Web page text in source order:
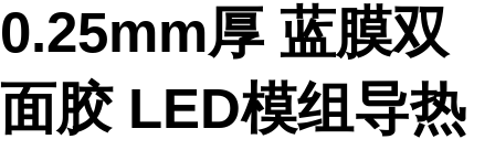
0.25mm厚 蓝膜双
面胶 LED模组导热